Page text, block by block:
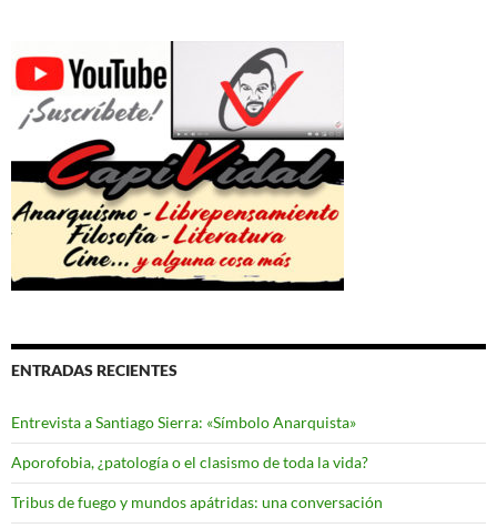
ENTRADAS RECIENTES
Entrevista a Santiago Sierra: «Símbolo Anarquista»
Aporofobia, ¿patología o el clasismo de toda la vida?
Tribus de fuego y mundos apátridas: una conversación